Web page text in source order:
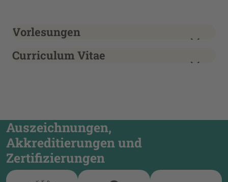
Vorlesungen
Curriculum Vitae
Auszeichnungen,
Akkreditierungen und
Zertifizierungen